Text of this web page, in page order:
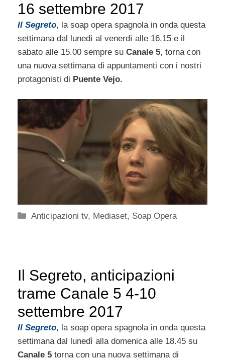
16 settembre 2017
Il Segreto, la soap opera spagnola in onda questa
settimana dal lunedì al venerdì alle 16.15 e il
sabato alle 15.00 sempre su Canale 5, torna con
una nuova settimana di appuntamenti con i nostri
protagonisti di Puente Vejo.
Categorie
Anticipazioni tv, Mediaset, Soap Opera
Il Segreto, anticipazioni
trame Canale 5 4-10
settembre 2017
Il Segreto, la soap opera spagnola in onda questa
settimana dal lunedì alla domenica alle 18.45 su
Canale 5 torna con una nuova settimana di